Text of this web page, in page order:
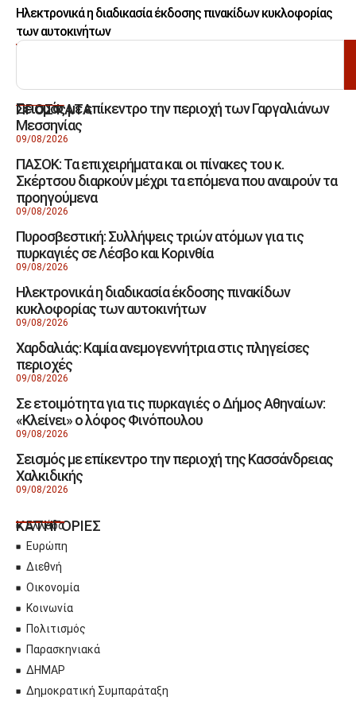
Ηλεκτρονικά η διαδικασία έκδοσης πινακίδων κυκλοφορίας
των αυτοκινήτων
ΑΝΑΖΗΤΗΣΗ
ΠΡΟΣΦΑΤΑ
Σεισμός με επίκεντρο την περιοχή των Γαργαλιάνων
Μεσσηνίας
09/08/2026
ΠΑΣΟΚ: Τα επιχειρήματα και οι πίνακες του κ.
Σκέρτσου διαρκούν μέχρι τα επόμενα που αναιρούν τα
προηγούμενα
09/08/2026
Πυροσβεστική: Συλλήψεις τριών ατόμων για τις
πυρκαγιές σε Λέσβο και Κορινθία
09/08/2026
Ηλεκτρονικά η διαδικασία έκδοσης πινακίδων
κυκλοφορίας των αυτοκινήτων
09/08/2026
Χαρδαλιάς: Καμία ανεμογεννήτρια στις πληγείσες
περιοχές
09/08/2026
Σε ετοιμότητα για τις πυρκαγιές ο Δήμος Αθηναίων:
«Κλείνει» ο λόφος Φινόπουλου
09/08/2026
Σεισμός με επίκεντρο την περιοχή της Κασσάνδρειας
Χαλκιδικής
09/08/2026
ΚΑΤΗΓΟΡΙΕΣ
Ελλάδα
Ευρώπη
Διεθνή
Οικονομία
Κοινωνία
Πολιτισμός
Παρασκηνιακά
ΔΗΜΑΡ
Δημοκρατική Συμπαράταξη